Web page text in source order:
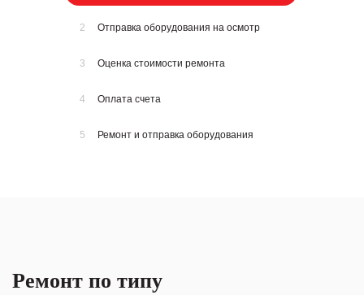
2 Отправка оборудования на осмотр
3 Оценка стоимости ремонта
4 Оплата счета
5 Ремонт и отправка оборудования
Ремонт по типу